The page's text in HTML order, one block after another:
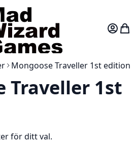
Mongoose Traveller 1st edition
Traveller 1st
för ditt val.